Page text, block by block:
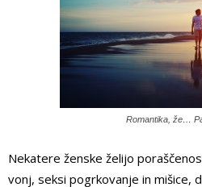
Romantika, že…
Nekatere ženske želijo
vonj, seksi pogrkovanje in mišice,